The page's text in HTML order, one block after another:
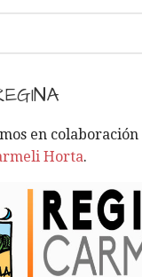
en colaboración
Horta.